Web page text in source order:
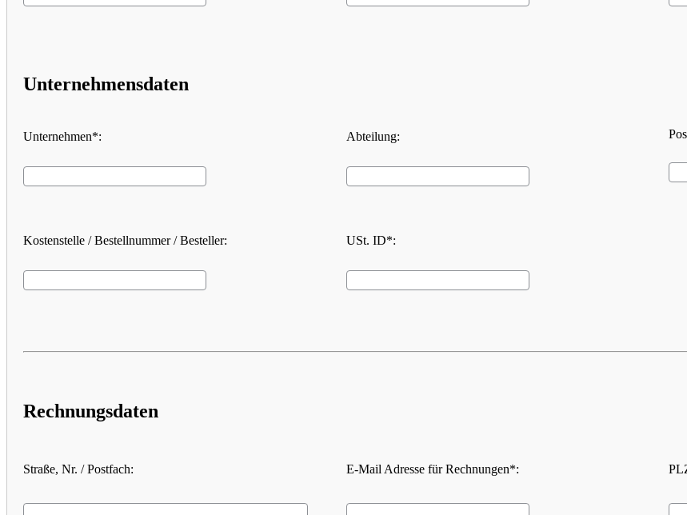
Unternehmensdaten
Unternehmen*: Abteilung:
Kostenstelle / Bestellnummer / Besteller: USt. ID*:
Rechnungsdaten
Straße, Nr. / Postfach: E-Mail Adresse für Rechnungen*: